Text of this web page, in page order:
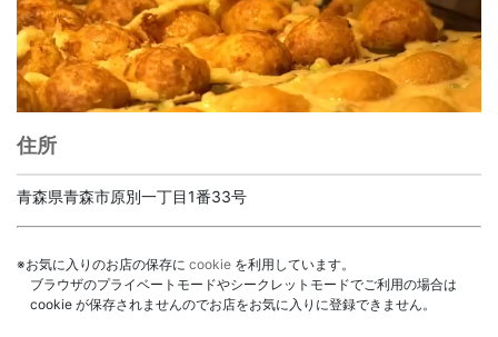
住所
青森県青森市原別一丁目1番33号
※お気に入りのお店の保存に cookie を利用しています。
ブラウザのプライベートモードやシークレットモードでご利用の場合は
cookie が保存されませんのでお店をお気に入りに登録できません。